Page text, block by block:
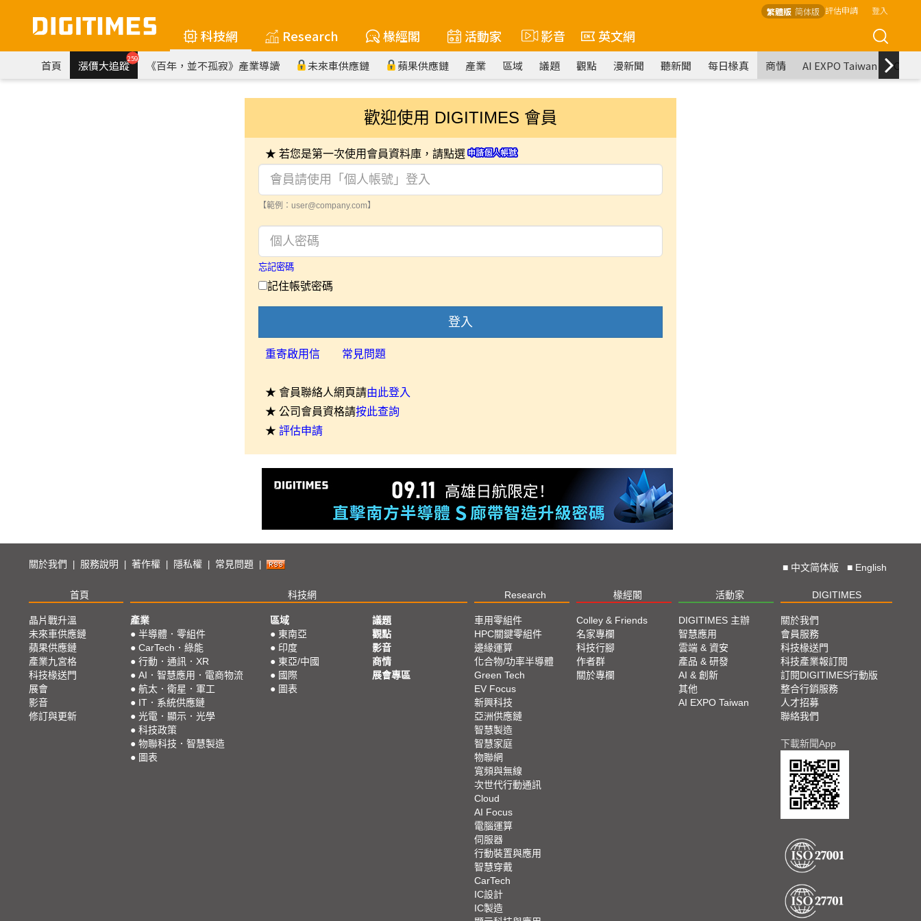
繁體版 简体版 評估申請 登入
科技網 Research 椽經閣 活動家 影音 英文網
首頁 漲價大追蹤259 《百年，並不孤寂》產業導讀 未來車供應鏈 蘋果供應鏈 產業 區域 議題 觀點 漫新聞 聽新聞 每日椽真 商情 AI EXPO Taiwan
歡迎使用 DIGITIMES 會員
★ 若您是第一次使用會員資料庫，請點選
【範例：user@company.com】
忘記密碼
記住帳號密碼
登入
重寄啟用信 常見問題
★ 會員聯絡人網頁請由此登入
★ 公司會員資格請按此查詢
★ 評估申請
關於我們 服務說明 著作權 隱私權 常見問題 ■ 中文简体版 ■ English
首頁 科技網 Research 椽經閣 活動家 DIGITIMES
晶片戰升溫
未來車供應鏈
蘋果供應鏈
產業九宮格
科技椽送門
展會
影音
修訂與更新
產業
● 半導體．零組件
● CarTech．綠能
● 行動．通訊．XR
● AI．智慧應用．電商物流
● 航太．衛星．軍工
● IT．系統供應鏈
● 光電．顯示．光學
● 科技政策
● 物聯科技．智慧製造
● 圖表
區域
● 東南亞
● 印度
● 東亞/中國
● 國際
● 圖表
議題
觀點
影音
商情
展會專區
車用零組件
HPC關鍵零組件
邊緣運算
化合物/功率半導體
Green Tech
EV Focus
新興科技
亞洲供應鏈
智慧製造
智慧家庭
物聯網
寬頻與無線
次世代行動通訊
Cloud
AI Focus
電腦運算
伺服器
行動裝置與應用
智慧穿戴
CarTech
IC設計
IC製造
Colley & Friends
名家專欄
科技行腳
作者群
關於專欄
DIGITIMES 主辦
智慧應用
雲端 & 資安
產品 & 研發
AI & 創新
其他
AI EXPO Taiwan
關於我們
會員服務
科技椽送門
科技產業報訂閱
訂閱DIGITIMES行動版
整合行銷服務
人才招募
聯絡我們
下載新聞App